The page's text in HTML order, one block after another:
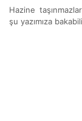
Hazine
şu yazımıza